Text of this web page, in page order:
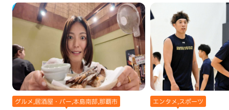
グルメ,居酒屋・バー,本島南部,那覇市 エンタメ,スポーツ